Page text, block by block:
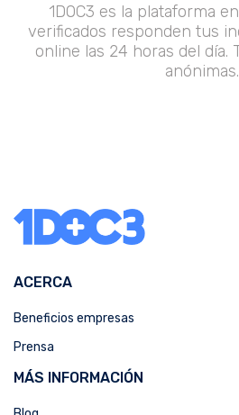
1DOC3 es la plataforma
verificados responden tus
online las 24 horas del día.
anónimas.
ACERCA
Beneficios empresas
Prensa
MÁS INFORMACIÓN